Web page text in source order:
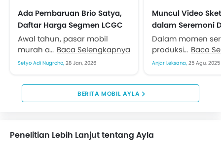
Ada Pembaruan Brio Satya,
Daftar Harga Segmen LCGC
di Awal Tahun Terkoreksi
Awal tahun, pasar mobil
murah atau dikenal sebagai
low cost green car (LCGC)
Diam-diam, Honda
memberikan varian anyar...
Baca Selengkapnya
Setyo Adi Nugroho, 28 Jan, 2026
Muncul Video
dalam Seremoni
Mau Diluncurkan?
Dalam momen
produksi ke-9
pabrik Sunter,
cuplikan video
Baca
Anjar Leksana, 25 Agu, 2025
BERITA MOBIL AYLA
Penelitian Lebih Lanjut tentang Ayla